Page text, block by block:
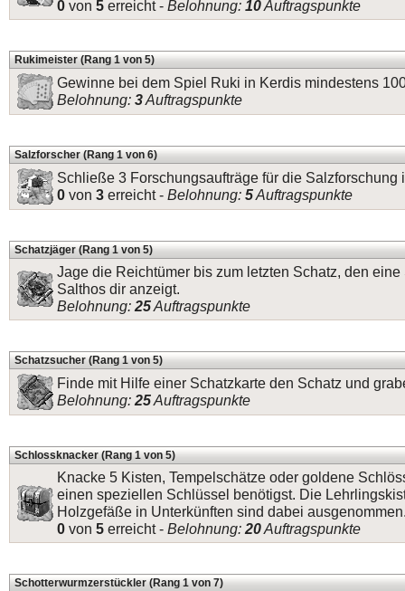
0 von 5 erreicht - Belohnung: 10Auftragspunkte
Rukimeister (Rang 1 von 5)
Gewinne bei dem Spiel Ruki in Kerdis mindestens
Belohnung: 3Auftragspunkte
Salzforscher (Rang 1 von 6)
Schließe 3 Forschungsaufträge für die Salzforschung
0 von 3 erreicht - Belohnung: 5Auftragspunkte
Schatzjäger (Rang 1 von 5)
Jage die Reichtümer bis zum letzten Schatz, den
Salthos dir anzeigt.
Belohnung: 25Auftragspunkte
Schatzsucher (Rang 1 von 5)
Finde mit Hilfe einer Schatzkarte den Schatz und
Belohnung: 25Auftragspunkte
Schlossknacker (Rang 1 von 5)
Knacke 5 Kisten, Tempelschätze oder goldene
einen speziellen Schlüssel benötigst. Die
Holzgefäße in Unterkünften sind dabei
0 von 5 erreicht - Belohnung: 20Auftragspunkte
Schotterwurmzerstückler (Rang 1 von 7)